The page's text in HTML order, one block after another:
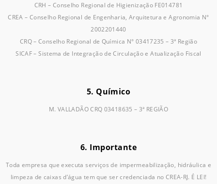
CRH – Conselho Regional de Higienização FE014781
CREA – Conselho Regional de Engenharia, Arquitetura e Agronomia N°
2002201440
CRQ – Conselho Regional de Química N° 03417235 – 3ª Região
SICAF – Sistema de Integração de Circulação e Atualização Fiscal
5. Químico
M. VALLADÃO CRQ 03418635 – 3ª REGIÃO
6. Importante
Toda empresa que executa serviços de impermeabilização, hidráulica e
limpeza de caixas d’água tem que ser credenciada no CREA-RJ. É LEI!